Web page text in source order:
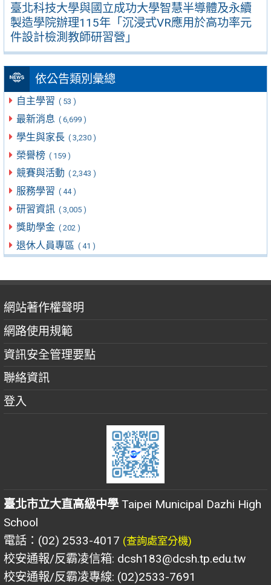
臺北科技大學與國立成功大學智慧半導體及永續
製造學院辦理115年「沉浸式VR應用於高功率元
件設計檢測教師研習營」
依公告類別彙總
自主學習 ( 53 )
最新消息 ( 6,699 )
學生與家長 ( 3,230 )
榮譽榜 ( 159 )
競賽與活動 ( 2,343 )
服務學習 ( 44 )
研習資訊 ( 3,005 )
獎助學金 ( 202 )
退休人員專區 ( 41 )
網站著作權聲明
網路使用規範
資訊安全管理要點
聯絡資訊
登入
臺北市立大直高級中學 Taipei Municipal Dazhi High
School
電話：(02) 2533-4017 (查詢處室分機)
校安通報/反霸凌信箱: dcsh183@dcsh.tp.edu.tw
校安通報/反霸凌專線: (02)2533-7691